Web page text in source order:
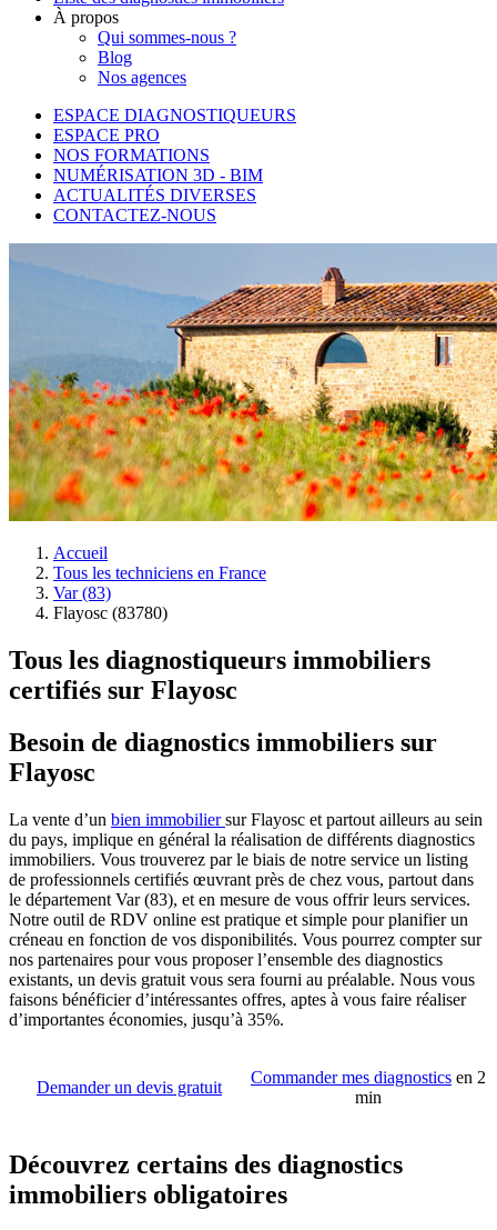
À propos
Qui sommes-nous ?
Blog
Nos agences
ESPACE DIAGNOSTIQUEURS
ESPACE PRO
NOS FORMATIONS
NUMÉRISATION 3D - BIM
ACTUALITÉS DIVERSES
CONTACTEZ-NOUS
Accueil
Tous les techniciens en France
Var (83)
Flayosc (83780)
Tous les diagnostiqueurs immobiliers
certifiés sur Flayosc
Besoin de diagnostics immobiliers sur
Flayosc
La vente d’un bien immobiliersur Flayosc et partout ailleurs au sein
du pays, implique en général la réalisation de différents diagnostics
immobiliers. Vous trouverez par le biais de notre service un listing
de professionnels certifiés œuvrant près de chez vous, partout dans
le département Var (83), et en mesure de vous offrir leurs services.
Notre outil de RDV online est pratique et simple pour planifier un
créneau en fonction de vos disponibilités. Vous pourrez compter sur
nos partenaires pour vous proposer l’ensemble des diagnostics
existants, un devis gratuit vous sera fourni au préalable. Nous vous
faisons bénéficier d’intéressantes offres, aptes à vous faire réaliser
d’importantes économies, jusqu’à 35%.
Demander un devis gratuit
Commander mes diagnostics en 2
min
Découvrez certains des diagnostics
immobiliers obligatoires